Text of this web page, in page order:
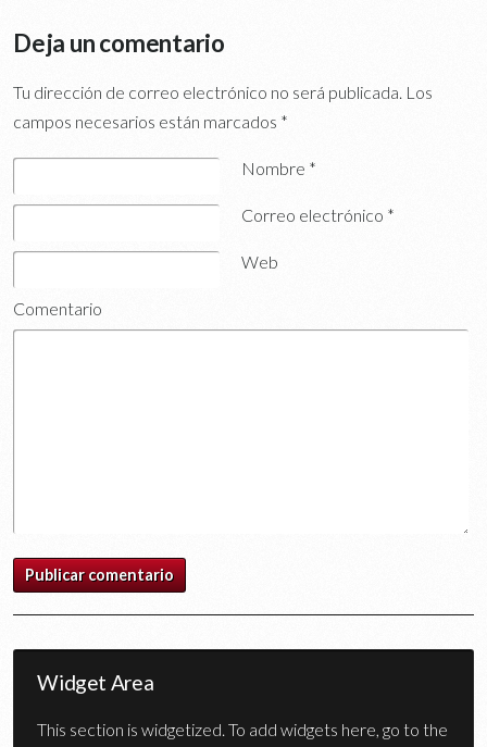
Deja un comentario
Tu dirección de correo electrónico no será publicada. Los
campos necesarios están marcados *
Nombre *
Correo electrónico *
Web
Comentario
Widget Area
This section is widgetized. To add widgets here, go to the